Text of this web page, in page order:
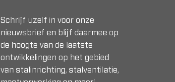
Schrijf uzelf in voor onze
nieuwsbrief en blijf daarmee op
de hoogte van de laatste
ontwikkelingen op het gebied
van stalinrichting, stalventilatie,